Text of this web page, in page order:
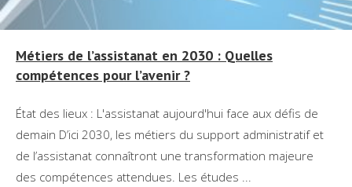
Métiers de l’assistanat en 2030 : Quelles
compétences pour l’avenir ?
État des lieux : L'assistanat aujourd'hui face aux défis de
demain D’ici 2030, les métiers du support administratif et
de l’assistanat connaîtront une transformation majeure
des compétences attendues. Les études ...